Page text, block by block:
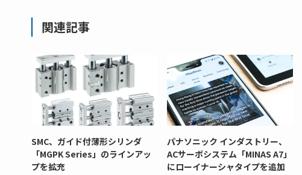
関連記事
SMC、ガイド付薄形シリンダ
「MGPK Series」のラインアッ
プを拡充
パナソニック インダストリー、
ACサーボシステム「MINAS A7」
にローイナーシャタイプを追加